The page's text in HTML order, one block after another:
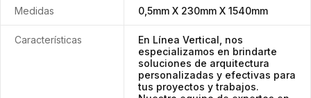
Medidas 0,5mm X 230mm X 1540mm
Características
En Línea Vertical, nos
especializamos en brindarte
soluciones de arquitectura
personalizadas y efectivas para
tus proyectos y trabajos.